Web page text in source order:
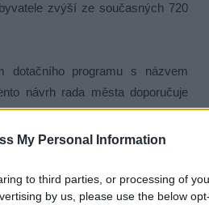
My Personal Information
to third parties, or processing of
by us, please use the below
zvýší ze současných 720
dotačního programu s názvem
návrh rada města doporučuje
FK Příbram ve výši 3 000 000 Kč